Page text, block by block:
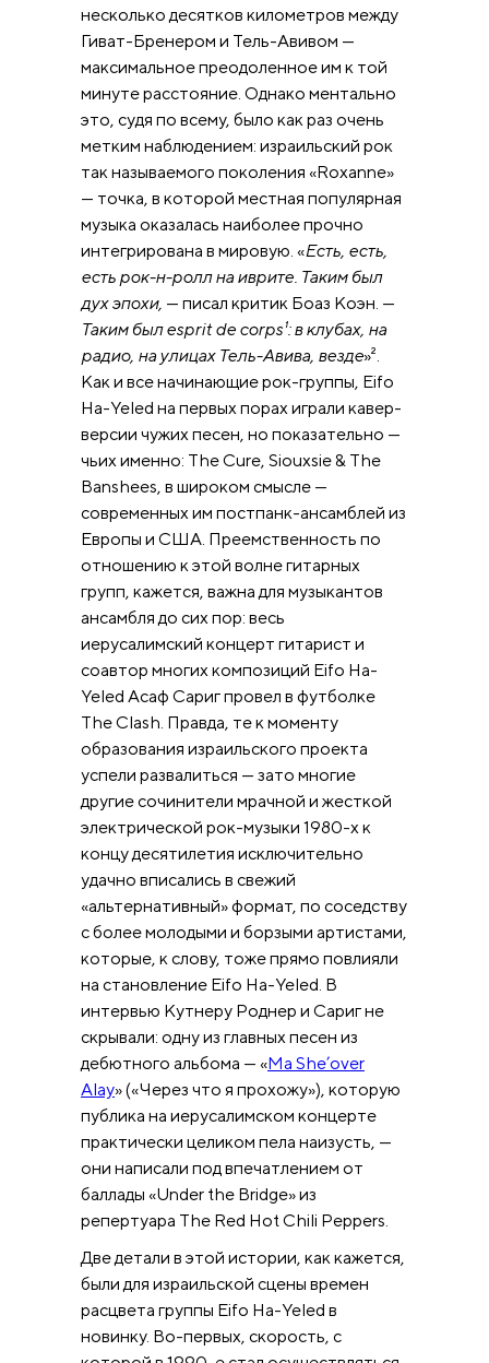
несколько десятков километров между
Гиват-Бренером и Тель-Авивом —
максимальное преодоленное им к той
минуте расстояние. Однако ментально
это, судя по всему, было как раз очень
метким наблюдением: израильский рок
так называемого поколения «Roxanne»
— точка, в которой местная популярная
музыка оказалась наиболее прочно
интегрирована в мировую. «Есть, есть,
есть рок-н-ролл на иврите. Таким был
дух эпохи, — писал критик Боаз Коэн. —
Таким был esprit de corps¹: в клубах, на
радио, на улицах Тель-Авива, везде»².
Как и все начинающие рок-группы, Eifo
Ha-Yeled на первых порах играли кавер-
версии чужих песен, но показательно —
чьих именно: The Cure, Siouxsie & The
Banshees, в широком смысле —
современных им постпанк-ансамблей из
Европы и США. Преемственность по
отношению к этой волне гитарных
групп, кажется, важна для музыкантов
ансамбля до сих пор: весь
иерусалимский концерт гитарист и
соавтор многих композиций Eifo Ha-
Yeled Асаф Сариг провел в футболке
The Clash. Правда, те к моменту
образования израильского проекта
успели развалиться — зато многие
другие сочинители мрачной и жесткой
электрической рок-музыки 1980-х к
концу десятилетия исключительно
удачно вписались в свежий
«альтернативный» формат, по соседству
с более молодыми и борзыми артистами,
которые, к слову, тоже прямо повлияли
на становление Eifo Ha-Yeled. В
интервью Кутнеру Роднер и Сариг не
скрывали: одну из главных песен из
дебютного альбома — «Ma She’оver
Alay» («Через что я прохожу»), которую
публика на иерусалимском концерте
практически целиком пела наизусть, —
они написали под впечатлением от
баллады «Under the Bridge» из
репертуара The Red Hot Chili Peppers.
Две детали в этой истории, как кажется,
были для израильской сцены времен
расцвета группы Eifo Ha-Yeled в
новинку. Во-первых, скорость, с